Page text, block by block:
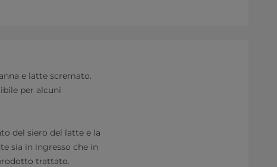
e latte scremato.
per alcuni
del siero del latte e la
sia in ingresso che in
trattato.